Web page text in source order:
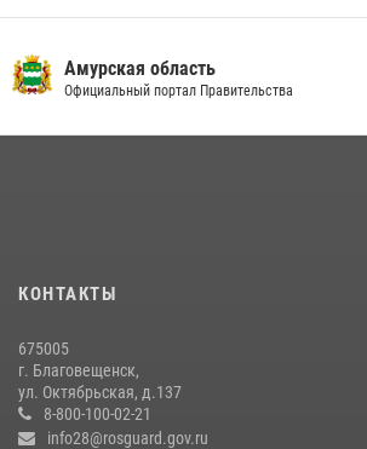
Амурская область
Официальный портал Правительства
КОНТАКТЫ
675005
г. Благовещенск,
ул. Октябрьская, д.137
8-800-100-02-21
info28@rosguard.gov.ru